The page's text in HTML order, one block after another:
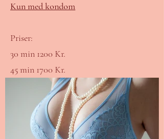
Kun med kondom
Priser:
30 min 1200 Kr.
45 min 1700 Kr.